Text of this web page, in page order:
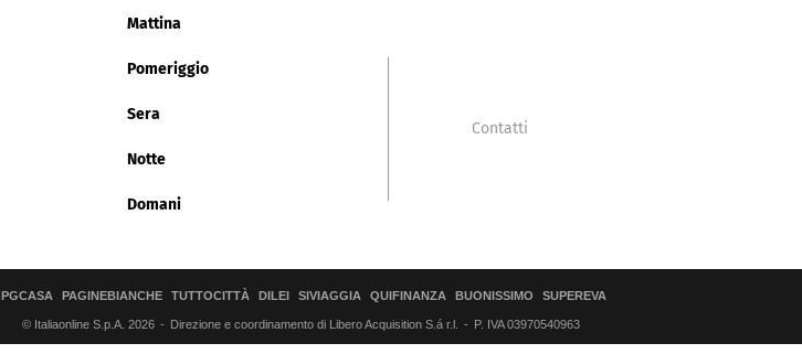
Mattina
Pomeriggio
Sera
Notte
Domani
Contatti
PGCASA PAGINEBIANCHE TUTTOCITTÀ DILEI SIVIAGGIA QUIFINANZA BUONISSIMO SUPEREVA
© Italiaonline S.p.A. 2026 Direzione e coordinamento di Libero Acquisition S.á r.l. P. IVA 03970540963